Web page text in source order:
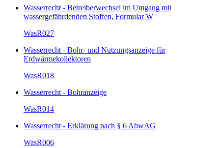
Wasserrecht - Betreiberwechsel im Umgang mit
wassergefährdenden Stoffen, Formular W
WasR027
Wasserrecht - Bohr- und Nutzungsanzeige für
Erdwärmekollektoren
WasR018
Wasserrecht - Bohranzeige
WasR014
Wasserrecht - Erklärung nach § 6 AbwAG
WasR006